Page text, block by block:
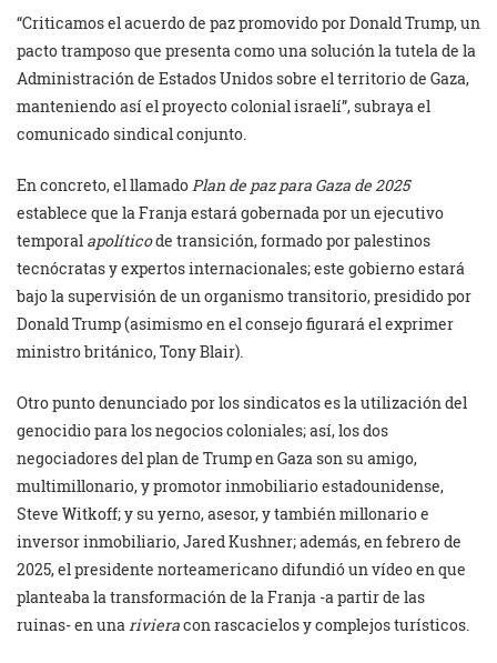
“Criticamos el acuerdo de paz promovido por Donald Trump, un
pacto tramposo que presenta como una solución la tutela de la
Administración de Estados Unidos sobre el territorio de Gaza,
manteniendo así el proyecto colonial israelí”, subraya el
comunicado sindical conjunto.
En concreto, el llamadoPlan de paz para Gaza de 2025
establece que la Franja estará gobernada por un ejecutivo
temporal apolíticode transición, formado por palestinos
tecnócratas y expertos internacionales; este gobierno estará
bajo la supervisión de un organismo transitorio, presidido por
Donald Trump (asimismo en el consejo figurará el exprimer
ministro británico, Tony Blair).
Otro punto denunciado por los sindicatos es la utilización del
genocidio para los negocios coloniales; así, los dos
negociadores del plan de Trump en Gaza son su amigo,
multimillonario, y promotor inmobiliario estadounidense,
Steve Witkoff; y su yerno, asesor, y también millonario e
inversor inmobiliario, Jared Kushner; además, en febrero de
2025, el presidente norteamericano difundió un vídeo en que
planteaba la transformación de la Franja -a partir de las
ruinas- en unarivieracon rascacielos y complejos turísticos.